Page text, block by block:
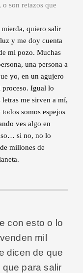
son retazos que
quiero salir
y me doy cuenta
mi pozo. Muchas
una persona a
yo, en un agujero
proceso. Igual lo
me sirven a mí,
somos espejos
ves algo en
si no, no lo
millones de
con esto o lo
mil
dicen de que
para salir